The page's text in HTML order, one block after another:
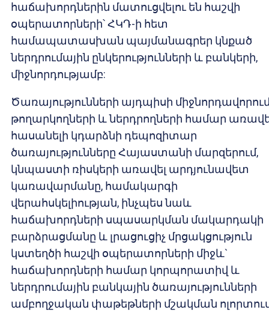
հաճախորդներին մատուցվելու են հաշվի
օպերատորների՝ ՀԿԴ-ի հետ
համապատասխան պայմանագրեր կնքած
ներդրումային ընկերությունների և բանկերի,
միջնորդությամբ:
Ծառայությունների այդպիսի
թողարկողների և ներդրողների համար
հասանելի կդարձնի դեպոզիտար
ծառայությունները Հայաստանի մարզերում,
կնպաստի ռիսկերի առավել արդյունավետ
կառավարմանը, համակարգի
վերահսկելիության, ինչպես նաև
հաճախորդների սպասարկման մակարդակի
բարձրացմանը և լրացուցիչ մրցակցություն
կստեղծի հաշվի օպերատորների միջև`
հաճախորդների համար կորպորատիվ և
ներդրումային բանկային ծառայությունների
ամբողջական փաթեթների մշակման